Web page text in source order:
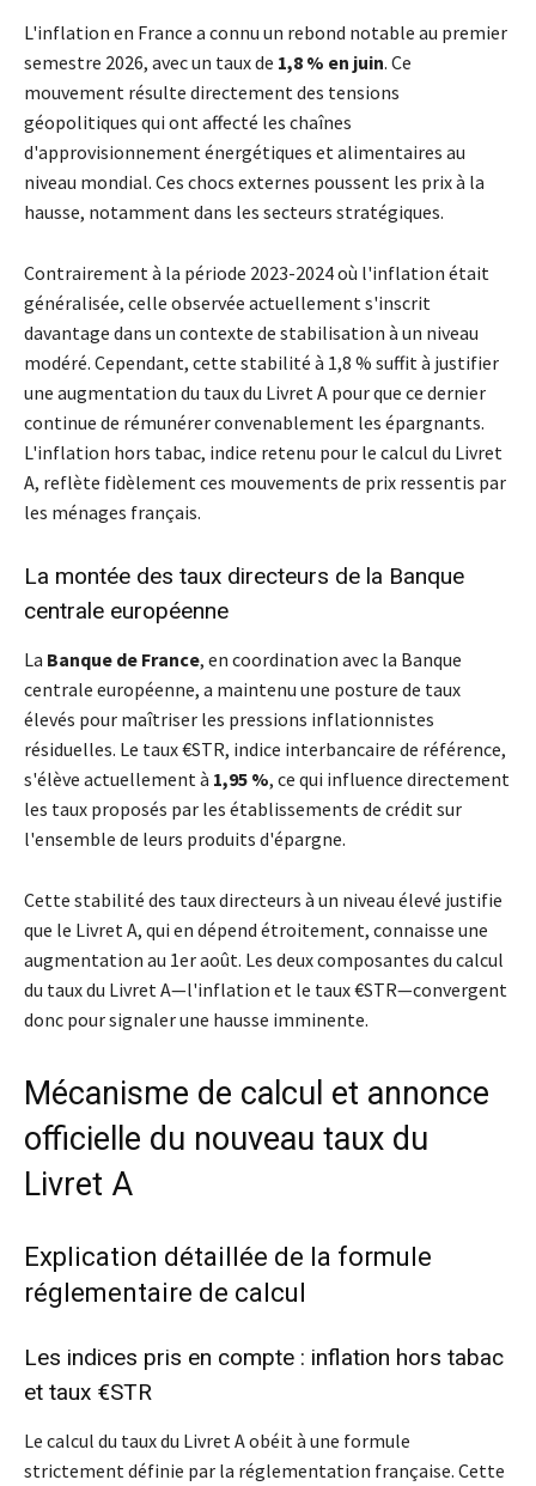
L'inflation en France a connu un rebond notable au premier
semestre 2026, avec un taux de 1,8 % en juin. Ce
mouvement résulte directement des tensions
géopolitiques qui ont affecté les chaînes
d'approvisionnement énergétiques et alimentaires au
niveau mondial. Ces chocs externes poussent les prix à la
hausse, notamment dans les secteurs stratégiques.
Contrairement à la période 2023-2024 où l'inflation était
généralisée, celle observée actuellement s'inscrit
davantage dans un contexte de stabilisation à un niveau
modéré. Cependant, cette stabilité à 1,8 % suffit à justifier
une augmentation du taux du Livret A pour que ce dernier
continue de rémunérer convenablement les épargnants.
L'inflation hors tabac, indice retenu pour le calcul du Livret
A, reflète fidèlement ces mouvements de prix ressentis par
les ménages français.
La montée des taux directeurs de la Banque
centrale européenne
La Banque de France, en coordination avec la Banque
centrale européenne, a maintenu une posture de taux
élevés pour maîtriser les pressions inflationnistes
résiduelles. Le taux €STR, indice interbancaire de référence,
s'élève actuellement à 1,95 %, ce qui influence directement
les taux proposés par les établissements de crédit sur
l'ensemble de leurs produits d'épargne.
Cette stabilité des taux directeurs à un niveau élevé justifie
que le Livret A, qui en dépend étroitement, connaisse une
augmentation au 1er août. Les deux composantes du calcul
du taux du Livret A—l'inflation et le taux €STR—convergent
donc pour signaler une hausse imminente.
Mécanisme de calcul et annonce
officielle du nouveau taux du
Livret A
Explication détaillée de la formule
réglementaire de calcul
Les indices pris en compte : inflation hors tabac
et taux €STR
Le calcul du taux du Livret A obéit à une formule
strictement définie par la réglementation française. Cette